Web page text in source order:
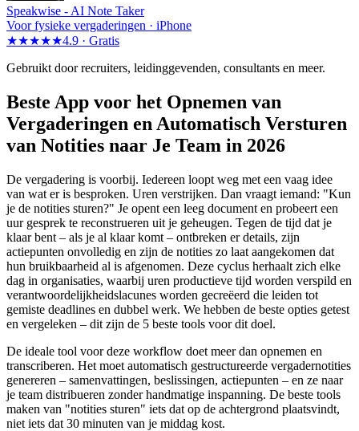
Speakwise - AI Note Taker
Voor fysieke vergaderingen · iPhone
★★★★★4.9 · Gratis
Gebruikt door recruiters, leidinggevenden, consultants en meer.
Beste App voor het Opnemen van
Vergaderingen en Automatisch Versturen
van Notities naar Je Team in 2026
De vergadering is voorbij. Iedereen loopt weg met een vaag idee
van wat er is besproken. Uren verstrijken. Dan vraagt iemand: "Kun
je de notities sturen?" Je opent een leeg document en probeert een
uur gesprek te reconstrueren uit je geheugen. Tegen de tijd dat je
klaar bent – als je al klaar komt – ontbreken er details, zijn
actiepunten onvolledig en zijn de notities zo laat aangekomen dat
hun bruikbaarheid al is afgenomen. Deze cyclus herhaalt zich elke
dag in organisaties, waarbij uren productieve tijd worden verspild en
verantwoordelijkheidslacunes worden gecreëerd die leiden tot
gemiste deadlines en dubbel werk. We hebben de beste opties getest
en vergeleken – dit zijn de 5 beste tools voor dit doel.
De ideale tool voor deze workflow doet meer dan opnemen en
transcriberen. Het moet automatisch gestructureerde vergadernotities
genereren – samenvattingen, beslissingen, actiepunten – en ze naar
je team distribueren zonder handmatige inspanning. De beste tools
maken van "notities sturen" iets dat op de achtergrond plaatsvindt,
niet iets dat 30 minuten van je middag kost.